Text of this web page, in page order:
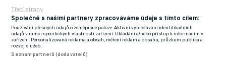
Podmínky užití
Zásady ochrany osobních údajů
GDPR a žurnalistika
Třetí strany
Společně s našimi partnery zpracováváme údaje s tímto cílem:
Používání přesných údajů o zeměpisné poloze. Aktivní vyhledávání identifikačních
údajů v rámci specifických vlastností zařízení. Ukládání a/nebo přístup k informacím v
zařízení. Personalizovaná reklama a obsah, měření reklam a obsahu, průzkum publika a
rozvoj služeb.
Seznam partnerů (dodavatelů)